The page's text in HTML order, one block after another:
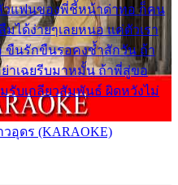
วแฟนของพี่ชี้หน้าด่าทอ ก็คน
ได้ง่ายๆเลยหนอ แค่ตัวเรา
นรักขืนรอคงช้ำสักวัน ถ้า
าเฉยรีบมาหมั้น ถ้าพี่สู่ขอ
รับเกลียวสัมพันธ์ ผิดหวังไม่
อุดร (KARAOKE)